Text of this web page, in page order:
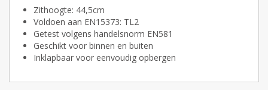
Zithoogte: 44,5cm
Voldoen aan EN15373: TL2
Getest volgens handelsnorm EN581
Geschikt voor binnen en buiten
Inklapbaar voor eenvoudig opbergen